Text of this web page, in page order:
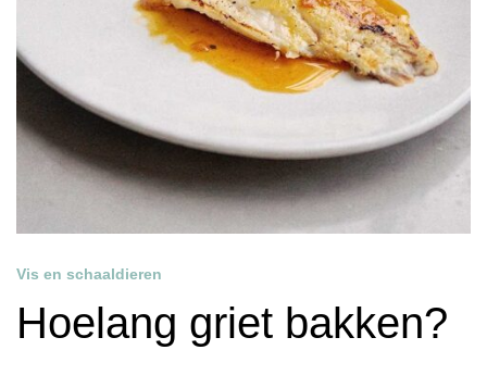
Vis en schaaldieren
Hoelang griet bakken?